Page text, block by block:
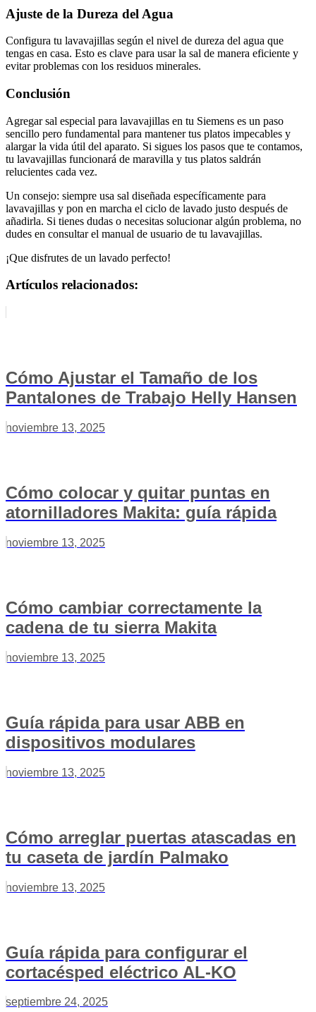
Ajuste de la Dureza del Agua
Configura tu lavavajillas según el nivel de dureza del agua que
tengas en casa. Esto es clave para usar la sal de manera eficiente y
evitar problemas con los residuos minerales.
Conclusión
Agregar sal especial para lavavajillas en tu Siemens es un paso
sencillo pero fundamental para mantener tus platos impecables y
alargar la vida útil del aparato. Si sigues los pasos que te contamos,
tu lavavajillas funcionará de maravilla y tus platos saldrán
relucientes cada vez.
Un consejo: siempre usa sal diseñada específicamente para
lavavajillas y pon en marcha el ciclo de lavado justo después de
añadirla. Si tienes dudas o necesitas solucionar algún problema, no
dudes en consultar el manual de usuario de tu lavavajillas.
¡Que disfrutes de un lavado perfecto!
Artículos relacionados:
Cómo Ajustar el Tamaño de los
Pantalones de Trabajo Helly Hansen
noviembre 13, 2025
Cómo colocar y quitar puntas en
atornilladores Makita: guía rápida
noviembre 13, 2025
Cómo cambiar correctamente la
cadena de tu sierra Makita
noviembre 13, 2025
Guía rápida para usar ABB en
dispositivos modulares
noviembre 13, 2025
Cómo arreglar puertas atascadas en
tu caseta de jardín Palmako
noviembre 13, 2025
Guía rápida para configurar el
cortacésped eléctrico AL-KO
septiembre 24, 2025